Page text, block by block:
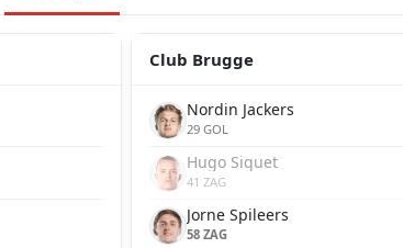
Club Brugge
Nordin Jackers
29 GOL
Hugo Siquet
41 ZAG
Jorne Spileers
58 ZAG